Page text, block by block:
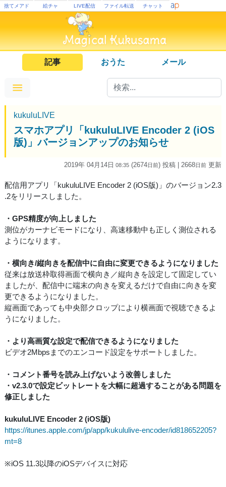
捨てメアド 絵チャ LIVE配信 ファイル転送 チャット
記事 おうた メール
kukuluLIVE
スマホアプリ「kukuluLIVE Encoder 2 (iOS
版)」バージョンアップのお知らせ
2019年 04月14日 08:35 (2674日前) 投稿 | 2668日前 更新
配信用アプリ「kukuluLIVE Encoder 2 (iOS版)」のバージョン2.3
.2をリリースしました。
・GPS精度が向上しました
測位がカーナビモードになり、高速移動中も正しく測位される
ようになります。
・横向き/縦向きを配信中に自由に変更できるようになりました
従来は放送枠取得画面で横向き／縦向きを設定して固定してい
ましたが、配信中に端末の向きを変えるだけで自由に向きを変
更できるようになりました。
縦画面であっても中央部クロップにより横画面で視聴できるよ
うになりました。
・より高画質な設定で配信できるようになりました
ビデオ2Mbpsまでのエンコード設定をサポートしました。
・コメント番号を読み上げないよう改善しました
・v2.3.0で設定ビットレートを大幅に超過することがある問題を
修正しました
kukuluLIVE Encoder 2 (iOS版)
https://itunes.apple.com/jp/app/kukululive-encoder/id818652205?
mt=8
※iOS 11.3以降のiOSデバイスに対応